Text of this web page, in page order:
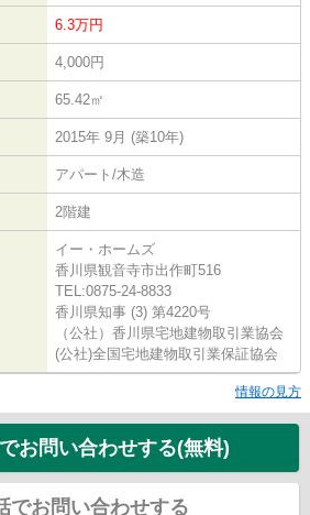
6.3万円
4,000円
65.42㎡
2015年 9月 (築10年)
アパート/木造
2階建
イー・ホームズ
香川県観音寺市出作町516
TEL:0875-24-8833
香川県知事 (3) 第4220号
（公社）香川県宅地建物取引業協会
(公社)全国宅地建物取引業保証協会
情報の見方
お問い合わせする(無料)
でお問い合わせする